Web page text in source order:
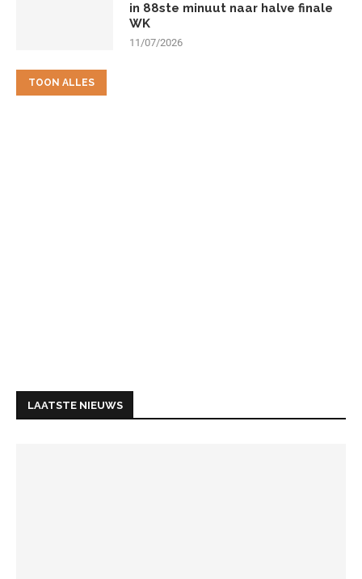
in 88ste minuut naar halve finale
WK
11/07/2026
TOON ALLES
LAATSTE NIEUWS